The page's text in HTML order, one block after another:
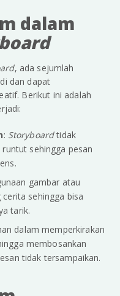
dalam
, ada sejumlah
dan dapat
Berikut ini adalah
: Storyboardtidak
sehingga pesan
gambar atau
sehingga bisa
tarik.
dalam memperkirakan
membosankan
tidak tersampaikan.